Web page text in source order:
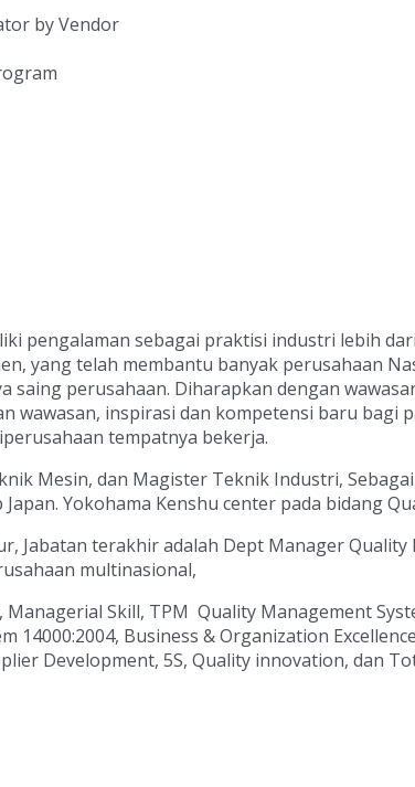
by Vendor
pengalaman sebagai praktisi industri lebih
yang telah membantu banyak perusahaan
perusahaan. Diharapkan dengan
wawasan, inspirasi dan kompetensi baru bagi
tempatnya bekerja.
Mesin, dan Magister Teknik Industri,
Yokohama Kenshu center pada bidang
Jabatan terakhir adalah Dept Manager Quality
multinasional,
Skill, TPM Quality Management
14000:2004, Business & Organization
Development, 5S, Quality innovation, dan